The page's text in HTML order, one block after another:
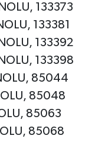
133373
133381
133392
133398
85044
85048
85063
85068